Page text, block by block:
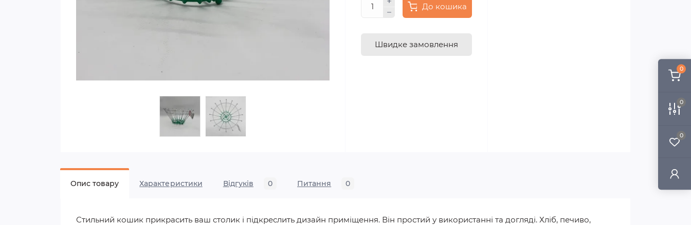
0
0
0
До кошика
Швидке замовлення
Опис товару Характеристики Відгуків 0 Питання 0
Стильний кошик прикрасить ваш столик і підкреслить дизайн приміщення. Він простий у використанні та догляді. Хліб, печиво,